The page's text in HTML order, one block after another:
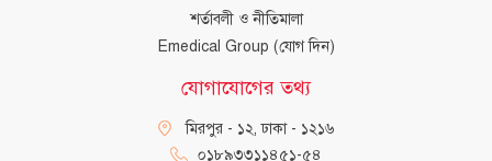
শর্তাবলী ও নীতিমালা
Emedical Group (যোগ দিন)
যোগাযোগের তথ্য
মিরপুর - ১২, ঢাকা - ১২১৬
০১৮৯৩৩১১৪৫১-৫৪